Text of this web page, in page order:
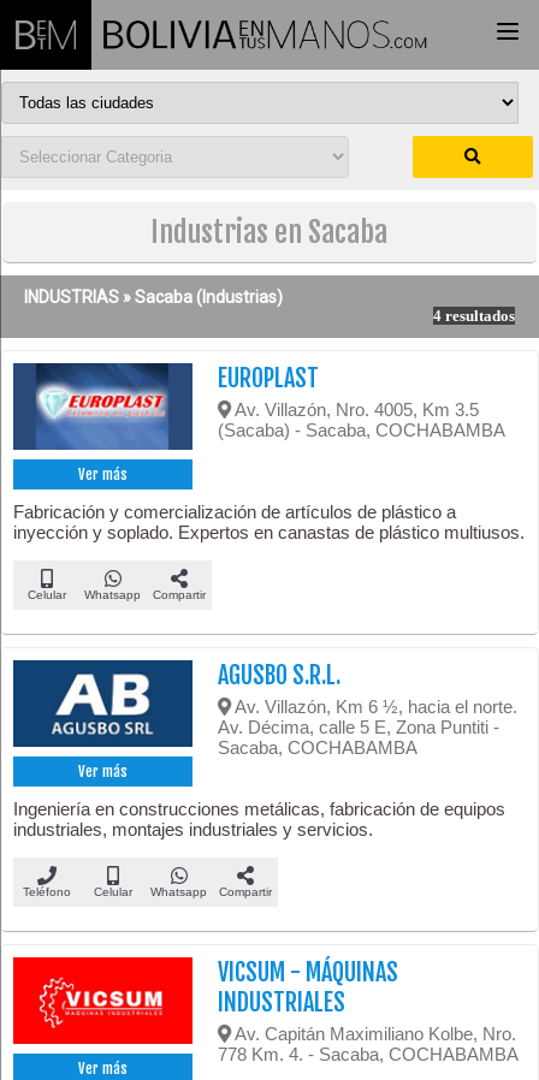
Industrias en Sacaba
INDUSTRIAS »Sacaba (Industrias)
4 resultados
Ver más
EUROPLAST
Av. Villazón, Nro. 4005, Km 3.5
(Sacaba) - Sacaba, COCHABAMBA
Fabricación y comercialización de artículos de plástico a
inyección y soplado. Expertos en canastas de plástico multiusos.
Celular Whatsapp Compartir
Ver más
AGUSBO S.R.L.
Av. Villazón, Km 6 ½, hacia el norte.
Av. Décima, calle 5 E, Zona Puntiti -
Sacaba, COCHABAMBA
Ingeniería en construcciones metálicas, fabricación de equipos
industriales, montajes industriales y servicios.
Teléfono Celular Whatsapp Compartir
Ver más
VICSUM - MÁQUINAS
INDUSTRIALES
Av. Capitán Maximiliano Kolbe, Nro.
778 Km. 4. - Sacaba, COCHABAMBA